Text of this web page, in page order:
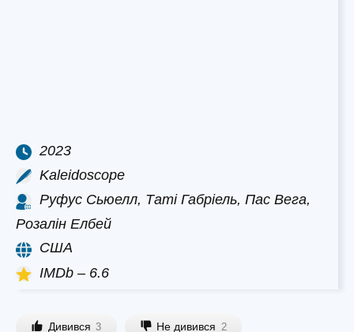
2023
Kaleidoscope
Руфус Сьюелл, Таті Габріель, Пас Вега,
Розалін Елбей
США
IMDb – 6.6
Дивився 3 Не дивився 2